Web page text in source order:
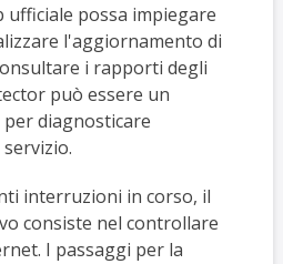
ufficiale possa impiegare
l'aggiornamento di
i rapporti degli
può essere un
diagnosticare
interruzioni in corso, il
consiste nel controllare
I passaggi per la